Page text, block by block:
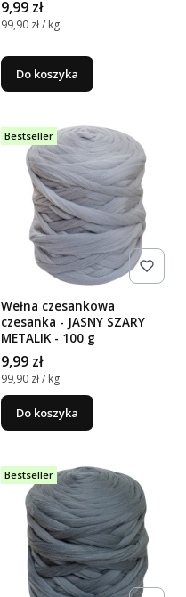
Cena
9,99 zł
Cena jednostkowa
99,90 zł / kg
Do koszyka
Bestseller
Wełna czesankowa
czesanka - JASNY SZARY
METALIK - 100 g
Cena
9,99 zł
Cena jednostkowa
99,90 zł / kg
Do koszyka
Bestseller